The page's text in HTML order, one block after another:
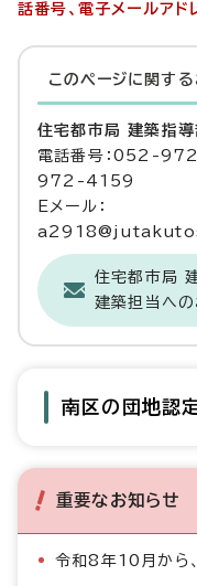
話番号、電子メールアド
このページに関する
住宅都市局 建築指
電話番号：052-
972-4159
Eメール：
住宅都市局
建築担当へ
南区の団地認
重要なお知らせ
令和8年10月から